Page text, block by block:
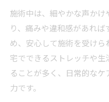
女性スタッフ在
順
整体初心者にお
ング
施術中は、細やかな声か
り、痛みや違和感があれ
め、安心して施術を受け
宅でできるストレッチや生
ることが多く、日常的な
力です。